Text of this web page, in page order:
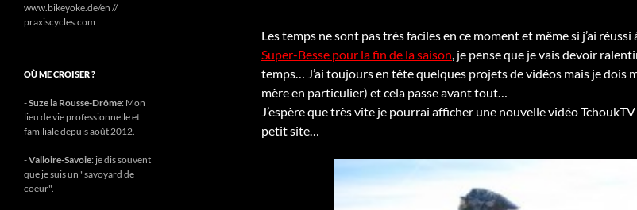
Les temps ne sont pas très faciles en ce moment et même si j’ai réussi
Super-Besse pour la fin de la saison, je pense que je vais devoir
temps… J’ai toujours en tête quelques projets de vidéos mais je dois
mère en particulier) et cela passe avant tout…
J’espère que très vite je pourrai afficher une nouvelle vidéo
petit site…
www.bikeyoke.de/en //
praxiscycles.com
OÙ ME CROISER ?
-Suze la Rousse-Drôme: Mon
lieu de vie professionnelle et
familiale depuis août 2012.
-Valloire-Savoie: je dis souvent
que je suis un "savoyard de
coeur".